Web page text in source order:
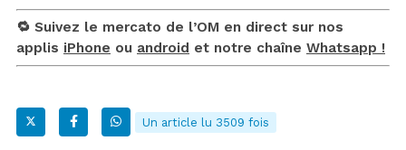
🔁 Suivez le mercato de l’OM en direct sur nos
applis iPhone ou android et notre chaîne Whatsapp !
Un article lu 3509 fois